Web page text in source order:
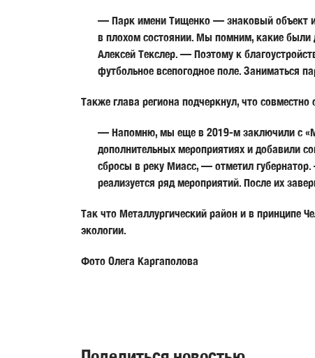
— Парк имени Тищенко — знаковый объект и
в плохом состоянии. Мы помним, какие
Алексей Текслер. — Поэтому к
футбольное всепогодное поле. Заниматься
Также глава региона подчеркнул, что
— Напомню, мы еще в 2019-м заключили с
дополнительных мероприятиях и добавили
сбросы в реку Миасс, — отметил
реализуется ряд мероприятий. После их
Так что Металлургический район и в принципе
экологии.
Фото Олега Каргаполова